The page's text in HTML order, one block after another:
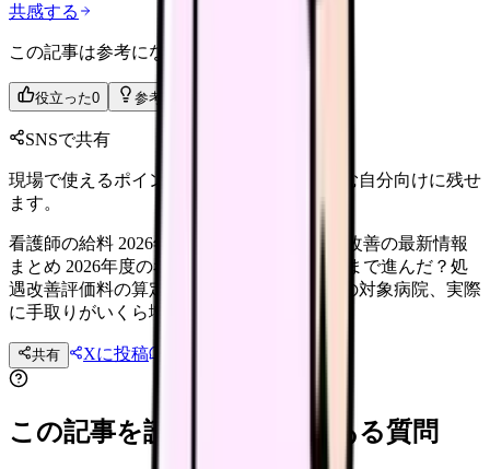
共感する
この記事は参考になりましたか？
役立った0 参考になった
SNSで共有
現場で使えるポイントを、同僚やあとで読む自分向けに残せ
ます。
看護師の給料 2026年はいくら上がる？処遇改善の最新情報
まとめ 2026年度の看護師の給与改善はどこまで進んだ？処
遇改善評価料の算定額、ベースアップ加算の対象病院、実際
に手取りがいくら増えたかをデータで解説。
共有 Xに投稿
この記事を読む前後によくある質問